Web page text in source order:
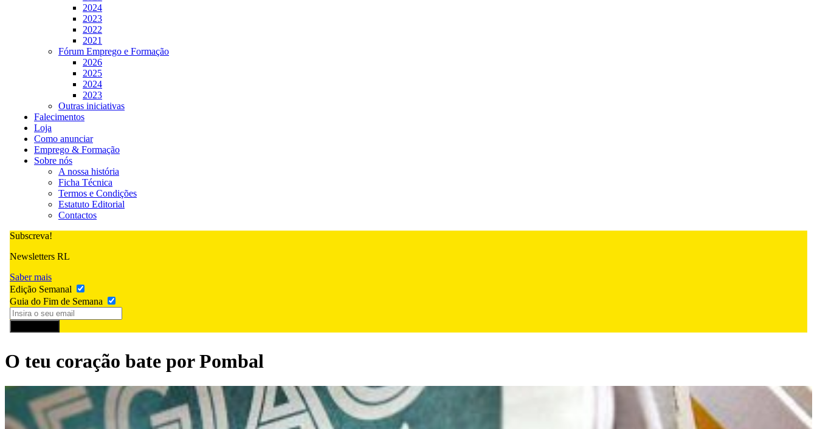
2024
2023
2022
2021
Fórum Emprego e Formação
2026
2025
2024
2023
Outras iniciativas
Falecimentos
Loja
Como anunciar
Emprego & Formação
Sobre nós
A nossa história
Ficha Técnica
Termos e Condições
Estatuto Editorial
Contactos
Subscreva!
Newsletters RL
Saber mais
Edição Semanal
Guia do Fim de Semana
O teu coração bate por Pombal